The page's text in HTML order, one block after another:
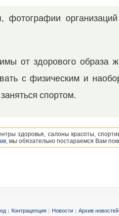
фотографии
от здорового образа
с физическим и
спортом.
здоровья, салоны красоты,
, мы обязательно постараемся Вам
| Контрацепция | Новости | Архив новостей